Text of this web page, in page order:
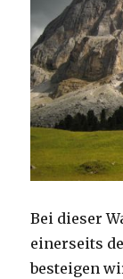
Bei dieser
einerseits
besteigen